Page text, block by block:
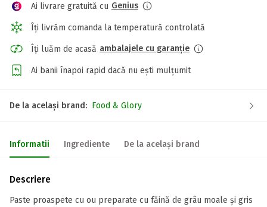
Ai livrare gratuită cu Genius
Îți livrăm comanda la temperatură controlată
Îți luăm de acasă ambalajele cu garanție
Ai banii înapoi rapid dacă nu ești mulțumit
De la același brand: Food & Glory
Informatii Ingrediente De la același brand
Descriere
Paste proaspete cu ou preparate cu făină de grâu moale și gris